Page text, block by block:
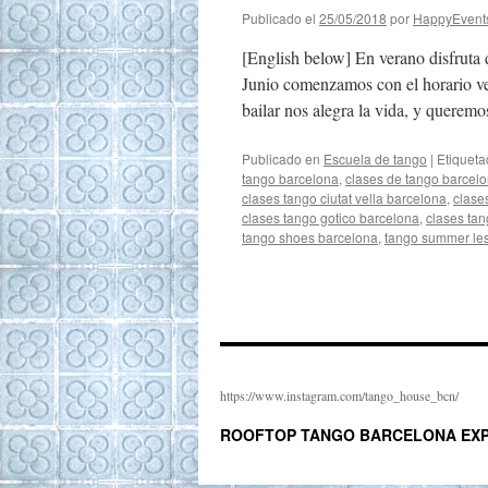
Publicado el 25/05/2018 por
[English below] En verano
Junio comenzamos con el horario
bailar nos alegra la vida, y
Publicado en Escuela de tango |
tango barcelona, clases de tango
clases tango ciutat vella barcelona,
clases tango gotico barcelona, clases
tango shoes barcelona, tango summer
https://www.instagram.com/tango_house_bcn/
ROOFTOP TANGO BARCELONA